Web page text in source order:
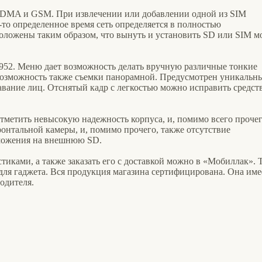
и GSM. При извлечении или добавлении одной из SIM
определенное время сеть определяется в полностью
таким образом, что вынуть и установить SD или SIM
Меню дает возможность делать вручную различные тонкие
также съемки панорамной. Предусмотрен
лиц. Отснятый кадр с легкостью можно исправить
невысокую надежность корпуса, и, помимо всего
камеры, и, помимо прочего, также отсутствие
на внешнюю SD.
а также заказать его с доставкой можно в «Мобиллак».
гаджета. Вся продукция магазина сертифицирована. Она